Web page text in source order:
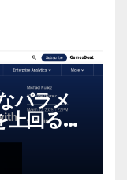
パラメ
回る新
ルをリ